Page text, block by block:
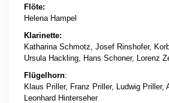
Flöte:
Helena Hampel
Klarinette:
Katharina Schmotz, Josef Rinshofer,
Ursula Hackling, Hans Schoner, Lorenz
Flügelhorn:
Klaus Priller, Franz Priller, Ludwig Priller,
Leonhard Hinterseher